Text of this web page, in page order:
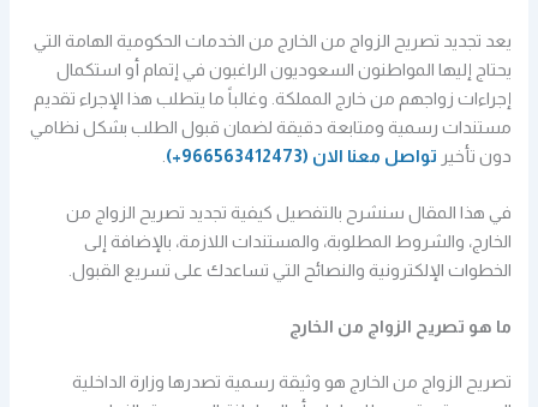
يعد تجديد تصريح الزواج من الخارج من الخدمات الحكومية الهامة التي
يحتاج إليها المواطنون السعوديون الراغبون في إتمام أو استكمال
إجراءات زواجهم من خارج المملكة. وغالباً ما يتطلب هذا الإجراء تقديم
مستندات رسمية ومتابعة دقيقة لضمان قبول الطلب بشكل نظامي
دون تأخير تواصل معنا الان (966563412473+)
في هذا المقال سنشرح بالتفصيل كيفية تجديد تصريح الزواج من
الخارج، والشروط المطلوبة، والمستندات اللازمة، بالإضافة إلى
الخطوات الإلكترونية والنصائح التي تساعدك على تسريع القبول.
ما هو تصريح الزواج من الخارج
تصريح الزواج من الخارج هو وثيقة رسمية تصدرها وزارة الداخلية